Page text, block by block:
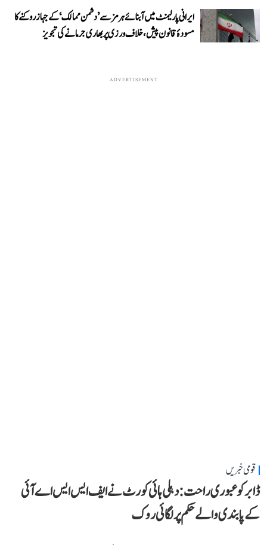
ایرانی پارلیمنٹ میں آبنائے ہرمز سے ’دشمن ممالک‘ کے جہاز روکنے کا
مسودۂ قانون پیش، خلاف ورزی پر بھاری جرمانے کی تجویز
ADVERTISEMENT
قومی خبریں
ڈابر کو عبوری راحت: دہلی ہائی کورٹ نے ایف ایس ایس اے آئی
کے پابندی والے حکم پر لگائی روک